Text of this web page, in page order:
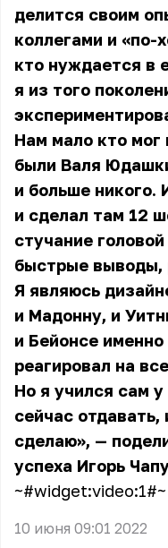
делится своим
коллегами и «по-
кто нуждается в
я из того
Нам мало кто мог
были Валя
и больше никого.
и сделал там 12
стучание
быстрые выводы,
Я являюсь
и Мадонну, и
и Бейонсе
реагировал на
Но я учился сам
сейчас
сделаю», —
успеха Игорь
~#widget:video:1#~
10 июня 09:01 2022